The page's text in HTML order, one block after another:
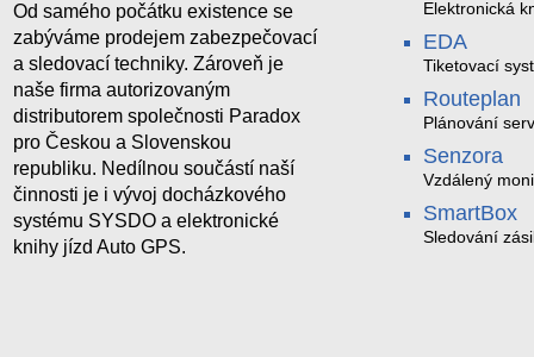
Od samého počátku existence se
zabýváme prodejem zabezpečovací
a sledovací techniky. Zároveň je
naše firma autorizovaným
distributorem společnosti Paradox
pro Českou a Slovenskou
republiku. Nedílnou součástí naší
činnosti je i vývoj docházkového
systému SYSDO a elektronické
knihy jízd Auto GPS.
Elektronická
EDA
Tiketovací
Routeplan
Plánování
Senzora
Vzdálený
SmartBox
Sledování